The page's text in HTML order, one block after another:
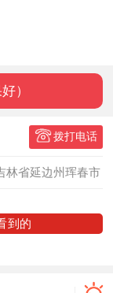
）
拨打电话
林省延边州珲春市
到的